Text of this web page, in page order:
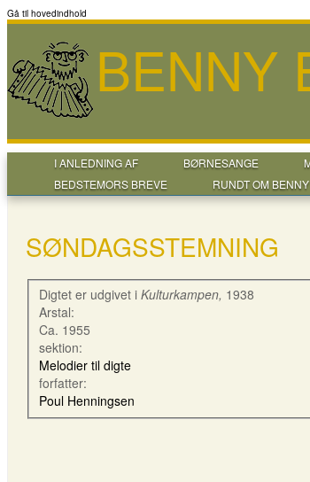
Gå til hovedindhold
BENNY
I ANLEDNING AF BØRNESANGE
BEDSTEMORS BREVE
RUNDT OM BENNY
SØNDAGSSTEMNING
Digtet er udgivet i Kulturkampen, 1938
Arstal:
Ca. 1955
sektion:
Melodier til digte
forfatter:
Poul Henningsen